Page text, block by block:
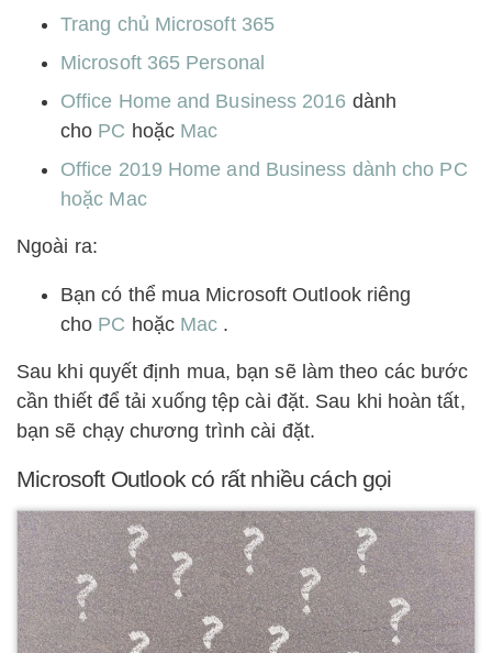
Trang chủ Microsoft 365
Microsoft 365 Personal
Office Home and Business 2016 dành
cho PC hoặc Mac
Office 2019 Home and Business dành cho PC
hoặc Mac
Ngoài ra:
Bạn có thể mua Microsoft Outlook riêng
cho PC hoặc Mac .
Sau khi quyết định mua, bạn sẽ làm theo các bước
cần thiết để tải xuống tệp cài đặt. Sau khi hoàn tất,
bạn sẽ chạy chương trình cài đặt.
Microsoft Outlook có rất nhiều cách gọi